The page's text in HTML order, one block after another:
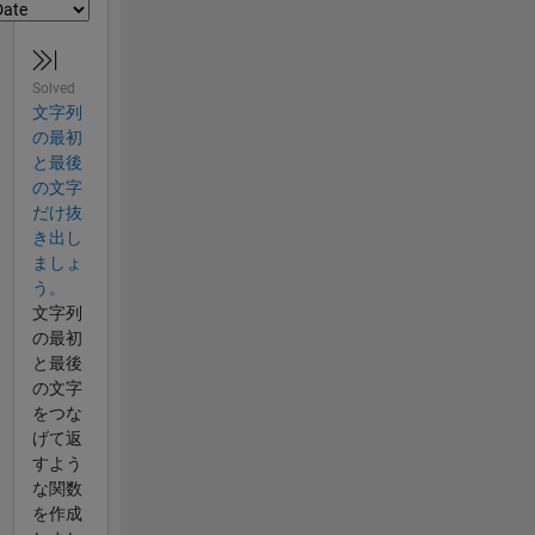
Solved
文字列
の最初
と最後
の文字
だけ抜
き出し
ましょ
う。
文字列
の最初
と最後
の文字
をつな
げて返
すよう
な関数
を作成